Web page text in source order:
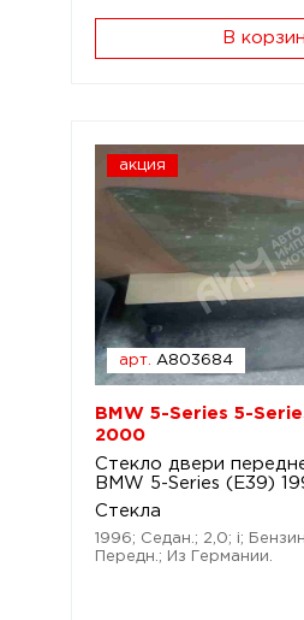
В
акция
арт. A803684
BMW 5-Series 5-
2000
Стекло двери
BMW 5-Series (E39)
Стекла
1996; Седан.; 2,0; i;
Передн.; Из Германии.